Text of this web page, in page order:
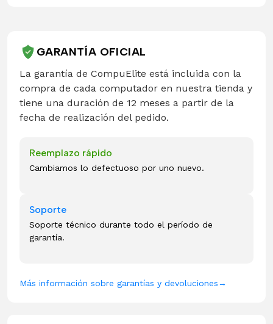
GARANTÍA OFICIAL
La garantía de CompuElite está incluida con la
compra de cada computador en nuestra tienda y
tiene una duración de 12 meses a partir de la
fecha de realización del pedido.
Reemplazo rápido
Cambiamos lo defectuoso por uno nuevo.
Soporte
Soporte técnico durante todo el período de
garantía.
Más información sobre garantías y devoluciones→